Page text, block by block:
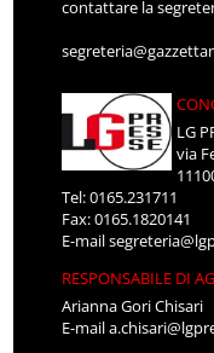
contattare la
LG
via
Tel: 0165.231711
Fax: 0165.1820141
E-mail
RESPONSABILE DI
Arianna Gori Chisari
E-mail